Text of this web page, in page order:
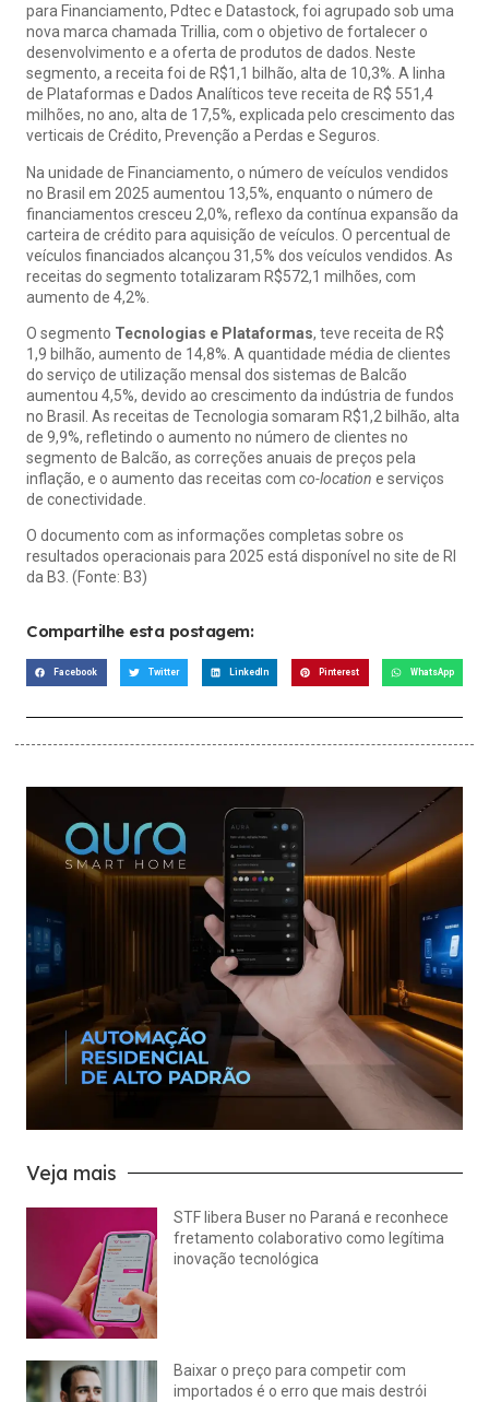
para Financiamento, Pdtec e Datastock, foi agrupado sob uma
nova marca chamada Trillia, com o objetivo de fortalecer o
desenvolvimento e a oferta de produtos de dados. Neste
segmento, a receita foi de R$1,1 bilhão, alta de 10,3%. A linha
de Plataformas e Dados Analíticos teve receita de R$ 551,4
milhões, no ano, alta de 17,5%, explicada pelo crescimento das
verticais de Crédito, Prevenção a Perdas e Seguros.
Na unidade de Financiamento, o número de veículos vendidos
no Brasil em 2025 aumentou 13,5%, enquanto o número de
financiamentos cresceu 2,0%, reflexo da contínua expansão da
carteira de crédito para aquisição de veículos. O percentual de
veículos financiados alcançou 31,5% dos veículos vendidos. As
receitas do segmento totalizaram R$572,1 milhões, com
aumento de 4,2%.
O segmento Tecnologias e Plataformas, teve receita de R$
1,9 bilhão, aumento de 14,8%. A quantidade média de clientes
do serviço de utilização mensal dos sistemas de Balcão
aumentou 4,5%, devido ao crescimento da indústria de fundos
no Brasil. As receitas de Tecnologia somaram R$1,2 bilhão, alta
de 9,9%, refletindo o aumento no número de clientes no
segmento de Balcão, as correções anuais de preços pela
inflação, e o aumento das receitas com co-location e serviços
de conectividade.
O documento com as informações completas sobre os
resultados operacionais para 2025 está disponível no site de RI
da B3. (Fonte: B3)
Compartilhe esta postagem:
Facebook Twitter LinkedIn Pinterest WhatsApp
Veja mais
STF libera Buser no Paraná e reconhece
fretamento colaborativo como legítima
inovação tecnológica
Baixar o preço para competir com
importados é o erro que mais destrói